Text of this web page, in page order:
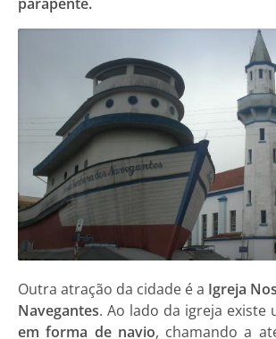
Outra atração da cidade é a Igreja
Navegantes. Ao lado da igreja existe
em forma de navio, chamando a